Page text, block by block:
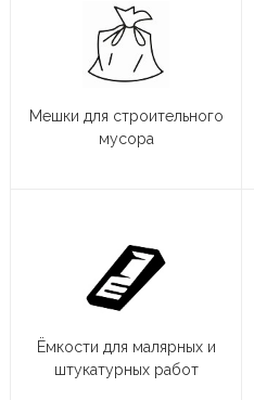
Мешки для строительного
мусора
Ёмкости для малярных и
штукатурных работ